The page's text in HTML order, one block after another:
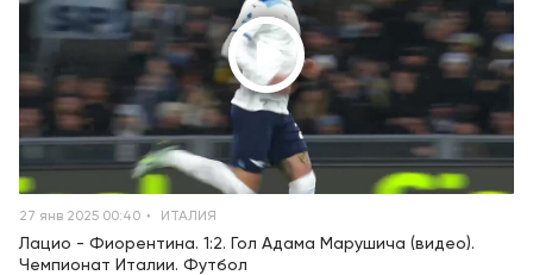
27 янв 2025 00:40 ИТАЛИЯ
Лацио - Фиорентина. 1:2. Гол Адама Марушича (видео).
Чемпионат Италии. Футбол